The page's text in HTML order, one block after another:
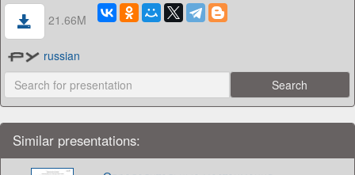
21.66M
russian
Similar presentations: